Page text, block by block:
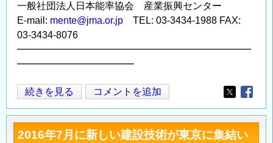
一般社団法人日本能率協会 産業振興センター
E-mail: mente@jma.or.jp TEL: 03-3434-1988 FAX:
03-3434-8076
━━━━━━━━━━━━━━━━━━━━━━━━
━━━━━━━━━━━━
建
設
技
術
続きを見る コメントを追加
Opens in
2016年7月に新しい建設技術が東京に集結い